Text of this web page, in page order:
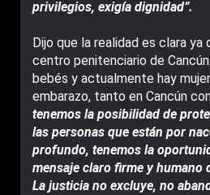
privilegios, exigía dignidad”.
Dijo que la realidad es clara ya
centro penitenciario de
bebés y actualmente hay
embarazo, tanto en Cancún
tenemos la posibilidad de
las personas que están por
profundo, tenemos la
mensaje claro firme y humano
La justicia no excluye, no